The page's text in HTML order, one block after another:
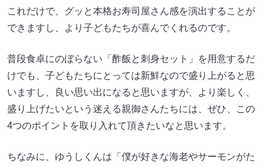
これだけで、グッと本格お寿司屋さん感を演出することが
できますし、より子どもたちが喜んでくれるのです。
普段食卓にのぼらない「酢飯と刺身セット」を用意するだ
けでも、子どもたちにとっては新鮮なので盛り上がると思
いますし、良い思い出になると思いますが、より楽しく、
盛り上げたいという迷える親御さんたちには、ぜひ、この
4つのポイントを取り入れて頂きたいなと思います。
ちなみに、ゆうしくんは「僕が好きな海老やサーモンがた